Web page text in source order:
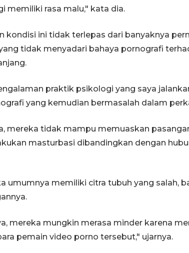
memiliki rasa malu," kata dia.
kondisi ini tidak terlepas dari banyaknya
tidak menyadari bahaya pornografi
praktik psikologi yang saya
yang kemudian bermasalah dalam
mereka tidak mampu memuaskan
masturbasi dibandingkan dengan
umumnya memiliki citra tubuh yang salah,
mereka mungkin merasa minder karena
pemain video porno tersebut," ujarnya.